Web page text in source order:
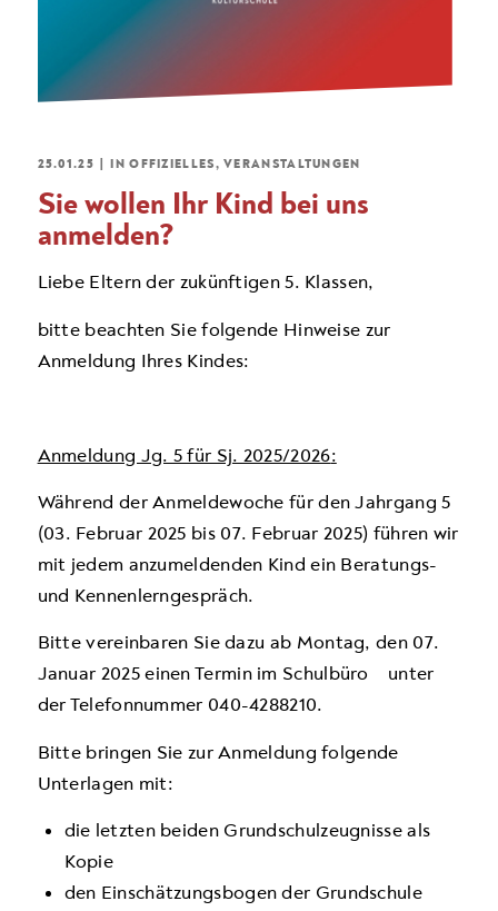
25.01.25 INOFFIZIELLES,VERANSTALTUNGEN
Sie wollen Ihr Kind bei uns
anmelden?
Liebe Eltern der zukünftigen 5. Klassen,
bitte beachten Sie folgende Hinweise zur
Anmeldung Ihres Kindes:
Anmeldung Jg. 5 für Sj. 2025/2026:
Während der An­meldewoche für den Jahrgang 5
(03. Februar 2025 bis 07. Februar 2025) führen wir
mit jedem anzumeldenden Kind ein Beratungs-
und Kennenlerngespräch.
Bitte vereinbaren Sie dazu ab Montag, den 07.
Januar 2025einen Termin im Schul­büro unter
der Telefonnummer 040-4288210.
Bitte bringen Sie zur Anmeldung folgende
Unterlagen mit:
die letzten beiden Grund­schulzeugnisse als
Kopie
den Einschätzungsbogen der Grundschule